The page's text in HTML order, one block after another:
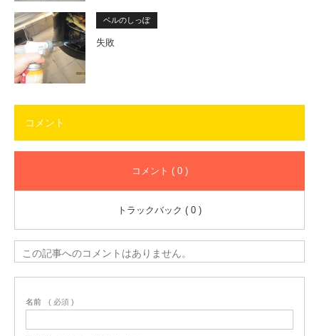
ベルのしっぽ
失敗
コメント
コメント ( 0 )
トラックバック ( 0 )
この記事へのコメントはありません。
名前 ( 必須 )